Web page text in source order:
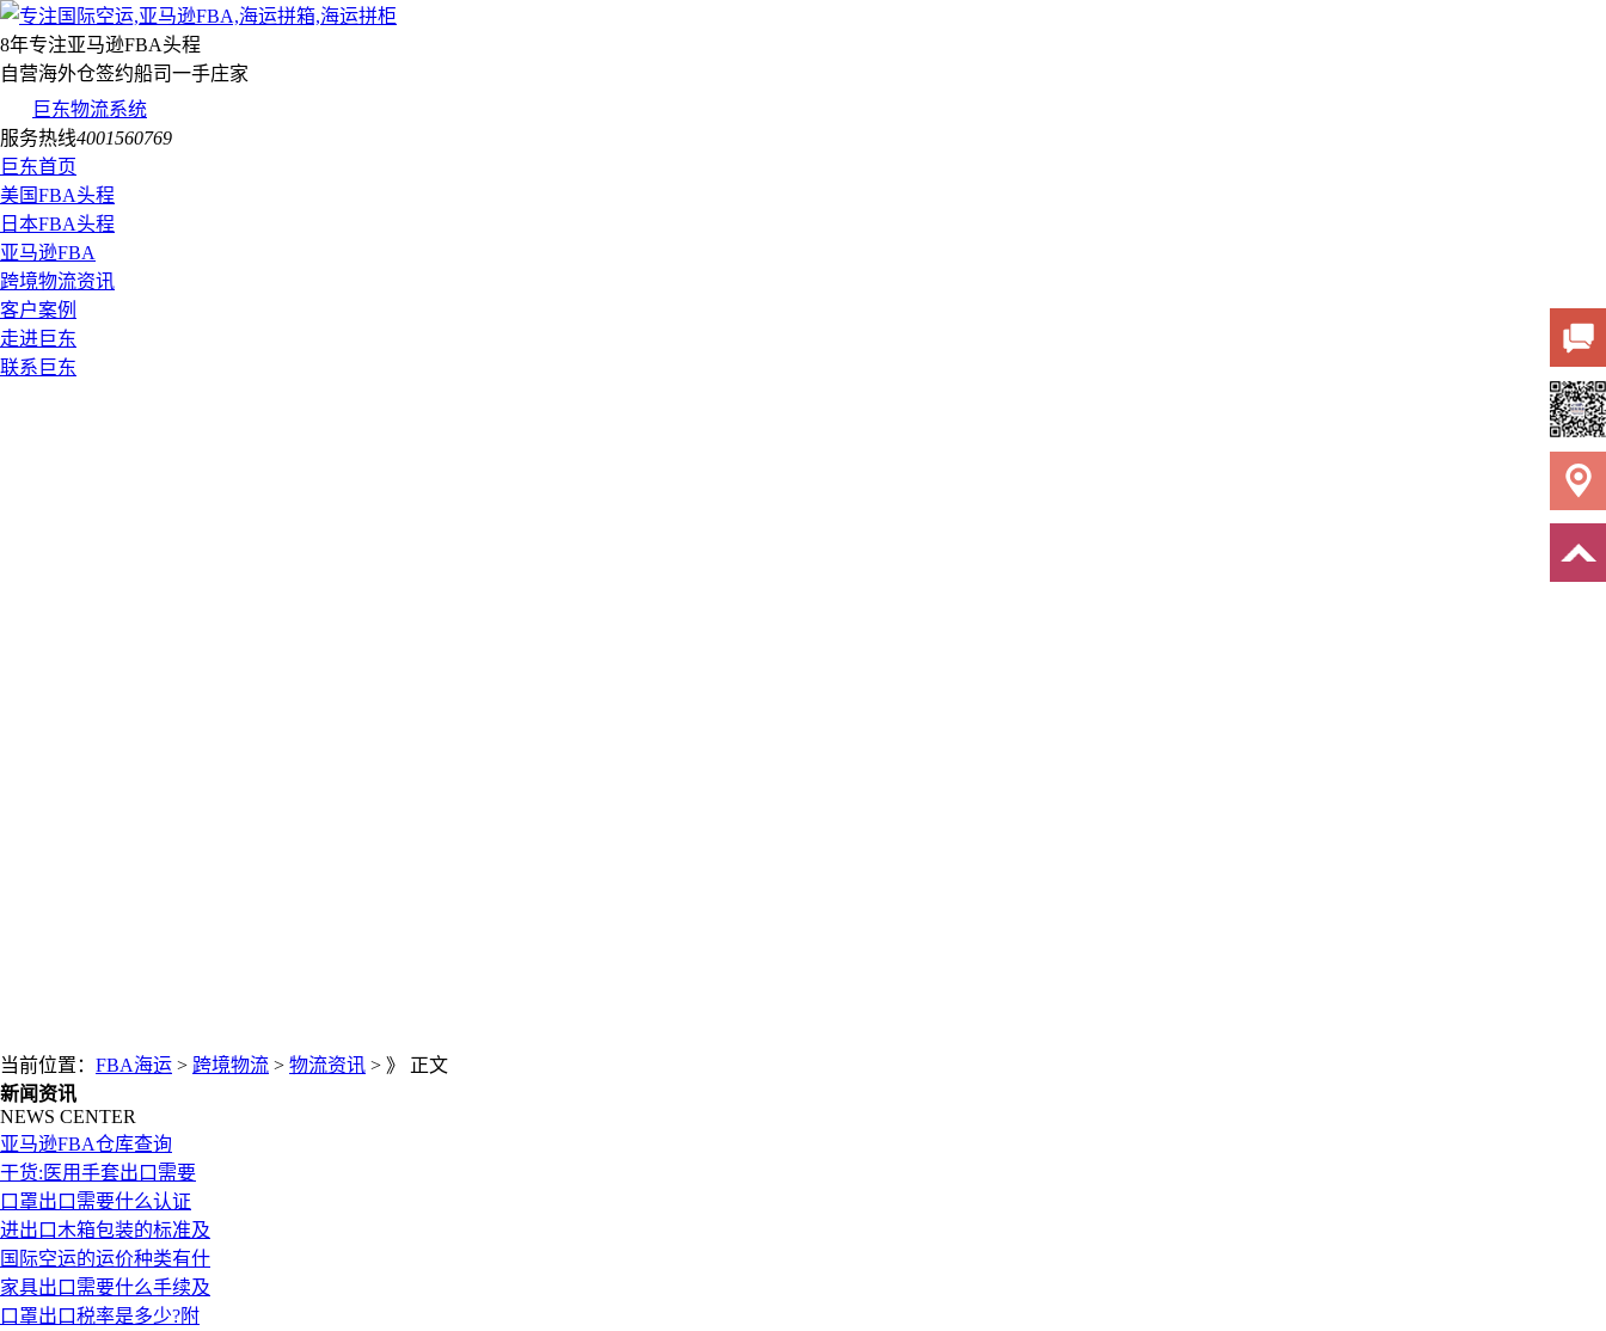
8年专注亚马逊FBA头程
自营海外仓签约船司一手庄家
巨东物流系统
服务热线4001560769
巨东首页
美国FBA头程
日本FBA头程
亚马逊FBA
跨境物流资讯
客户案例
走进巨东
联系巨东
当前位置： FBA海运 > 跨境物流 > 物流资讯 > 》 正文
新闻资讯
NEWS CENTER
亚马逊FBA仓库查询
干货:医用手套出口需要
口罩出口需要什么认证
进出口木箱包装的标准及
国际空运的运价种类有什
家具出口需要什么手续及
口罩出口税率是多少?附